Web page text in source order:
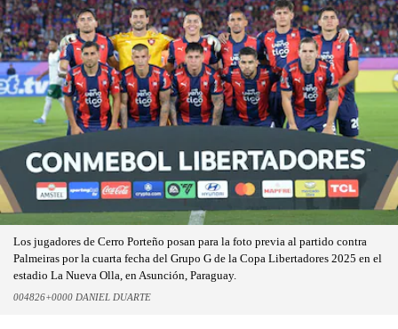
Los jugadores de Cerro Porteño posan para la foto previa al partido contra
Palmeiras por la cuarta fecha del Grupo G de la Copa Libertadores 2025 en el
estadio La Nueva Olla, en Asunción, Paraguay.
004826+0000 DANIEL DUARTE